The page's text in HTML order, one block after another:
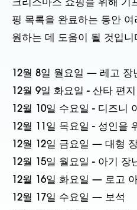
크리스마스 쇼핑을 위해 기
핑 목록을 완료하는 동안 여
원하는 데 도움이 될 것입니
12월 8일 월요일 — 레고 장
12월 9일 화요일 - 산타 편
12월 10일 수요일 - 디즈니
12월 11일 목요일 - 성인을
12월 12일 금요일 — 대형
12월 15일 월요일 - 아기 장
12월 16일 화요일 — 로고
12월 17일 수요일 — 보석